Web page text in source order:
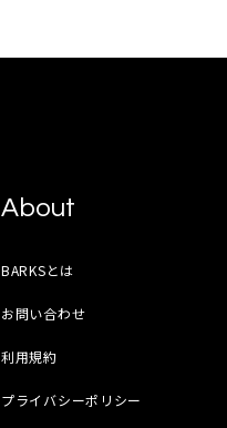
About
BARKSとは
お問い合わせ
利用規約
プライバシーポリシー